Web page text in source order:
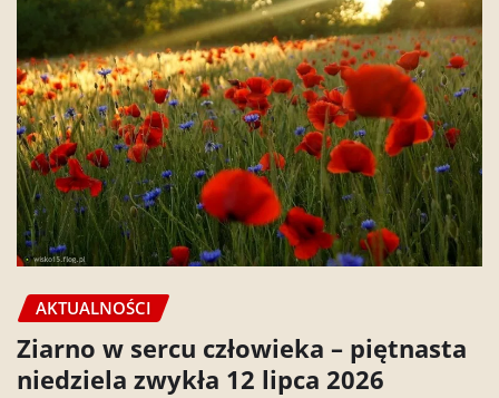
AKTUALNOŚCI
Ziarno w sercu człowieka – piętnasta
niedziela zwykła 12 lipca 2026